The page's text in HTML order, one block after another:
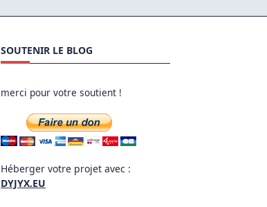
SOUTENIR LE BLOG
merci pour votre soutient !
Héberger votre projet avec :
DYJYX.EU